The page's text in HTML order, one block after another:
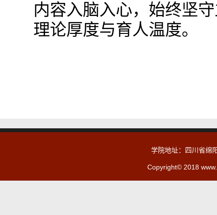
内容入脑入心，始终坚
理论厚度与育人温度。
学院地址：四川省绵
Copyright© 2018